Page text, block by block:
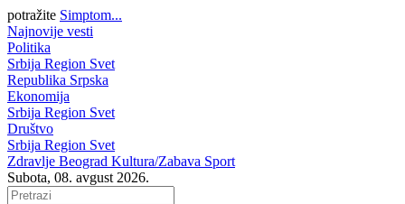
potražite Simptom...
Najnovije vesti
Politika
Srbija Region Svet
Republika Srpska
Ekonomija
Srbija Region Svet
Društvo
Srbija Region Svet
Zdravlje Beograd Kultura/Zabava Sport
Subota, 08. avgust 2026.